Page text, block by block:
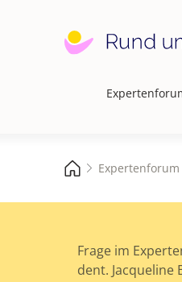
Hauptnavigation
Expertenforum
Frage im
dent. Jacqueline